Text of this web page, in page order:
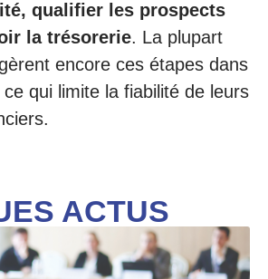
qualifier les prospects
la trésorerie. La plupart
encore ces étapes dans
ce qui limite la fiabilité de leurs
ACTUS